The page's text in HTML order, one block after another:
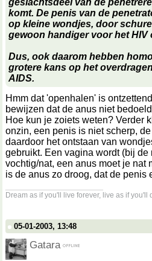
geslachtsdeel van de
komt. De penis van de
op kleine wondjes, door
gewoon handiger voor het HIV
Dus, ook daarom hebben
grotere kans op het
AIDS.
Hmm dat 'openhalen' is
bewijzen dat de anus niet
Hoe kun je zoiets weten? Verder
onzin, een penis is niet scherp,
daardoor het ontstaan van
gebruikt. Een vagina wordt (bij
vochtig/nat, een anus moet je nat
is de anus zo droog, dat de penis
Dream as if you'll live forever, live as if you'll
05-01-2003, 13:48
Gatara